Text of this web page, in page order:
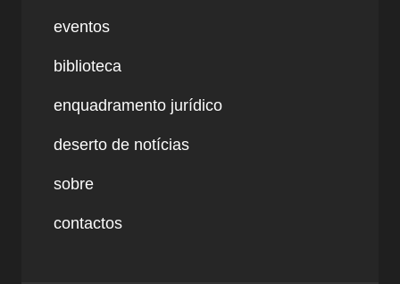
eventos
biblioteca
enquadramento jurídico
deserto de notícias
sobre
contactos